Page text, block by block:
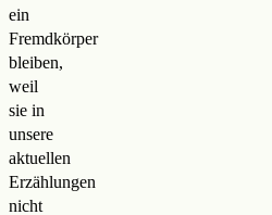
ein
Fremdkörper
bleiben,
weil
sie in
unsere
aktuellen
Erzählungen
nicht